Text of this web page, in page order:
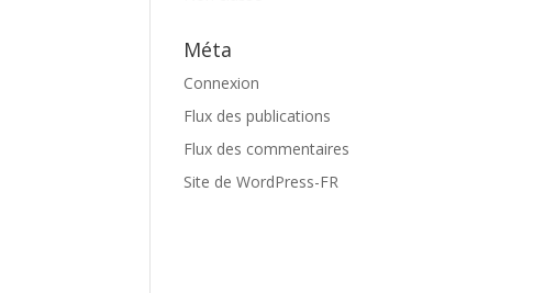
Méta
Connexion
Flux des publications
Flux des commentaires
Site de WordPress-FR